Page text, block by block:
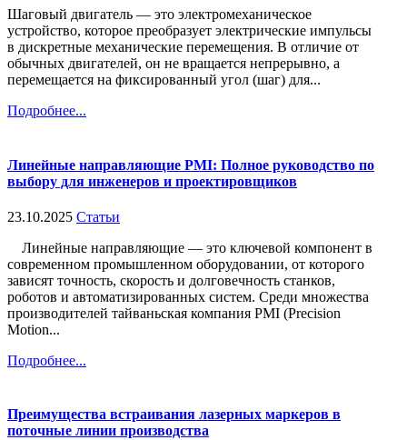
Шаговый двигатель — это электромеханическое
устройство, которое преобразует электрические импульсы
в дискретные механические перемещения. В отличие от
обычных двигателей, он не вращается непрерывно, а
перемещается на фиксированный угол (шаг) для...
Подробнее...
Линейные направляющие PMI: Полное руководство по
выбору для инженеров и проектировщиков
23.10.2025 Статьи
Линейные направляющие — это ключевой компонент в
современном промышленном оборудовании, от которого
зависят точность, скорость и долговечность станков,
роботов и автоматизированных систем. Среди множества
производителей тайваньская компания PMI (Precision
Motion...
Подробнее...
Преимущества встраивания лазерных маркеров в
поточные линии производства